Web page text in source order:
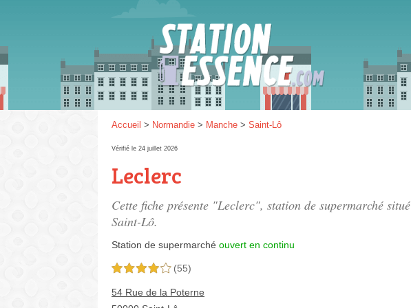
Accueil > Normandie > Manche > Saint-Lô
Vérifié le 24 juillet 2026
Leclerc
Cette fiche présente "Leclerc", station de supermarché situé
Saint-Lô.
Station de supermarché ouvert en continu
4,0 étoiles sur 5 (55)
54 Rue de la Poterne
Gazole :
Disponible
SP 98 :
Disponible